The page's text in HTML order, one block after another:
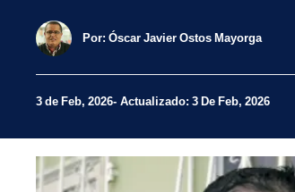
Por: Óscar Javier Ostos Mayorga
3 de Feb, 2026 Actualizado: 3 De Feb, 2026